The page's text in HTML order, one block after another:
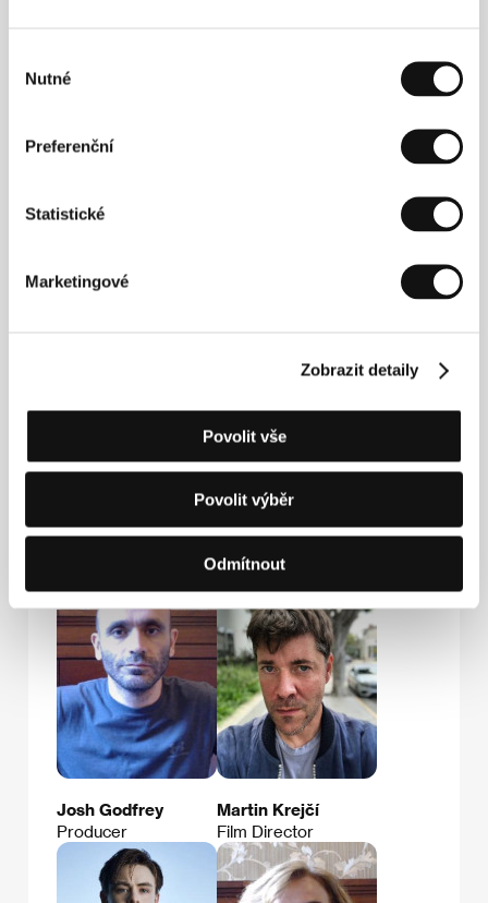
souhlasu
Nutné
Preferenční
Statistické
Marketingové
Zobrazit detaily
Povolit vše
Povolit výběr
Odmítnout
Kontakty
560 Wilshire Blvd, 90212, Los Angeles
Press kit
Josh Godfrey
Producer
Martin Krejčí
Film Director